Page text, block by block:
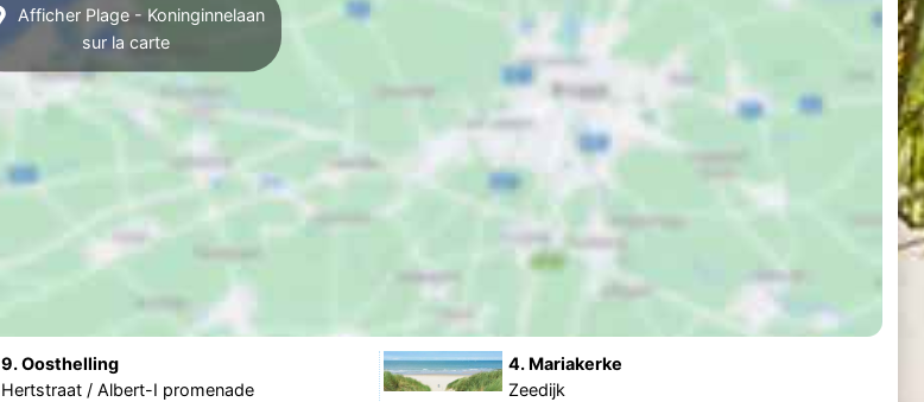
Afficher Plage - Koninginnelaan
sur la carte
9. Oosthelling
Hertstraat / Albert-I promenade
4. Mariakerke
Zeedijk